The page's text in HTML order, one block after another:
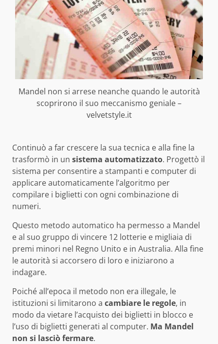
Mandel non si arrese neanche quando le autorità
scoprirono il suo meccanismo geniale –
velvetstyle.it
Continuò a far crescere la sua tecnica e alla fine la
trasformò in un sistema automatizzato. Progettò il
sistema per consentire a stampanti e computer di
applicare automaticamente l’algoritmo per
compilare i biglietti con ogni combinazione di
numeri.
Questo metodo automatico ha permesso a Mandel
e al suo gruppo di vincere 12 lotterie e migliaia di
premi minori nel Regno Unito e in Australia. Alla fine
le autorità si accorsero di loro e iniziarono a
indagare.
Poiché all’epoca il metodo non era illegale, le
istituzioni si limitarono a cambiare le regole, in
modo da vietare l’acquisto dei biglietti in blocco e
l’uso di biglietti generati al computer. Ma Mandel
non si lasciò fermare.